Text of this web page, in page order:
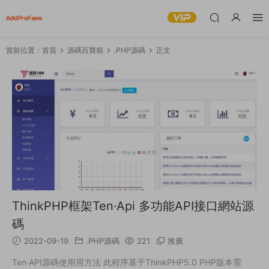
當前位置： 首頁 源碼百寶箱 .PHP源碼 正文
ThinkPHP框架Ten·Api 多功能API接口網站源
碼
2022-09-19 .PHP源碼 221 推廣
Ten·API源碼使用用方法 此程序基于ThinkPHP5.0 PHP版本需